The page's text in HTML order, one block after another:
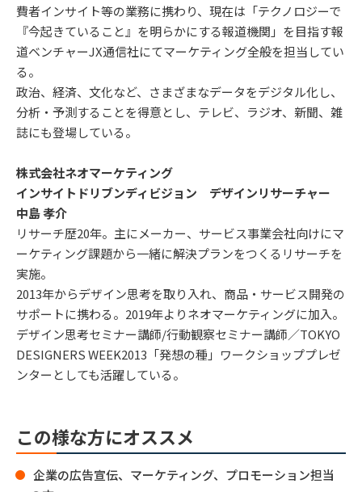
費者インサイト等の業務に携わり、現在は「テクノロジーで
『今起きていること』を明らかにする報道機関」を目指す報
道ベンチャーJX通信社にてマーケティング全般を担当してい
る。
政治、経済、文化など、さまざまなデータをデジタル化し、
分析・予測することを得意とし、テレビ、ラジオ、新聞、雑
誌にも登場している。
株式会社ネオマーケティング
インサイトドリブンディビジョン デザインリサーチャー
中島 孝介
リサーチ歴20年。主にメーカー、サービス事業会社向けにマ
ーケティング課題から一緒に解決プランをつくるリサーチを
実施。
2013年からデザイン思考を取り入れ、商品・サービス開発の
サポートに携わる。2019年よりネオマーケティングに加入。
デザイン思考セミナー講師/行動観察セミナー講師／TOKYO
DESIGNERS WEEK2013「発想の種」ワークショッププレゼ
ンターとしても活躍している。
この様な方にオススメ
企業の広告宣伝、マーケティング、プロモーション担当